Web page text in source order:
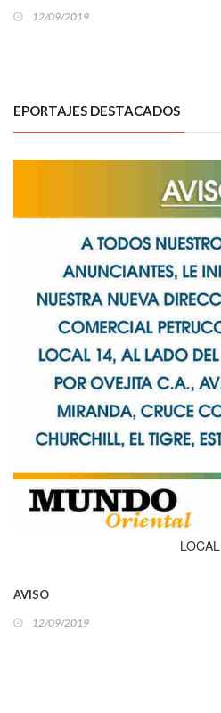
12/09/2019
EPORTAJES DESTACADOS
LOCAL
AVISO
12/09/2019